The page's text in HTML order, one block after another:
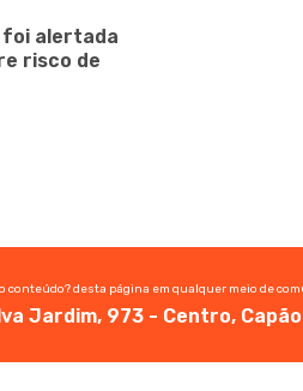
foi alertada
risco de
conteúdo? desta página em qualquer meio de
Jardim, 973 - Centro,